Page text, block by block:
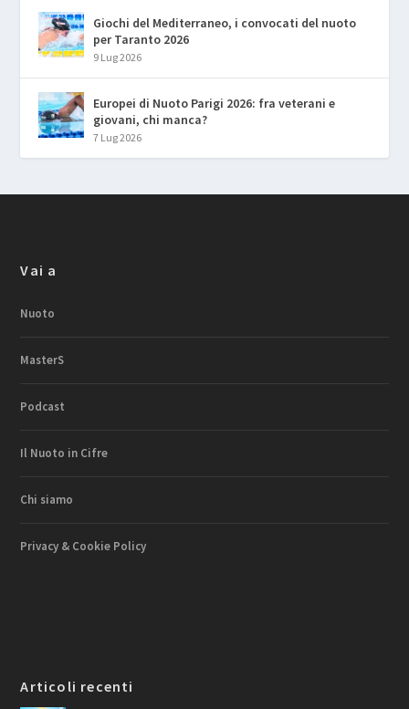
Giochi del Mediterraneo, i convocati del nuoto
per Taranto 2026
9 Lug 2026
Europei di Nuoto Parigi 2026: fra veterani e
giovani, chi manca?
7 Lug 2026
Vai a
Nuoto
MasterS
Podcast
Il Nuoto in Cifre
Chi siamo
Privacy & Cookie Policy
Articoli recenti